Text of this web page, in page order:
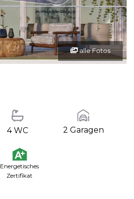
alle Fotos
4 WC 2 Garagen
Energetisches
Zertifikat